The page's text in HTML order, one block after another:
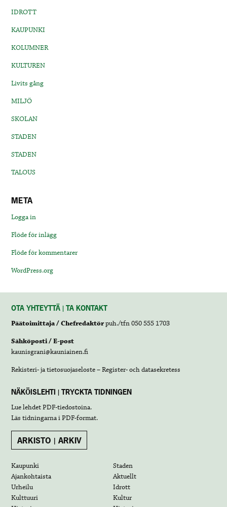
IDROTT
KAUPUNKI
KOLUMNER
KULTUREN
Livits gång
MILJÖ
SKOLAN
STADEN
STADEN
TALOUS
META
Logga in
Flöde för inlägg
Flöde för kommentarer
WordPress.org
OTA YHTEYTTÄ | TA KONTAKT
Päätoimittaja / Chefredaktörpuh./tfn 050 555 1703
Sähköposti / E-post
kaunisgrani@kauniainen.fi
Rekisteri- ja tietosuojaseloste – Register- och datasekretess
NÄKÖISLEHTI | TRYCKTA TIDNINGEN
Lue lehdetPDF-tiedostoina.
Läs tidningarna iPDF-format.
ARKISTO | ARKIV
Kaupunki
Staden
Ajankohtaista
Aktuellt
Urheilu
Idrott
Kulttuuri
Kultur